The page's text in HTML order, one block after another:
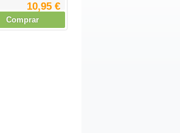
10,95 €
Comprar